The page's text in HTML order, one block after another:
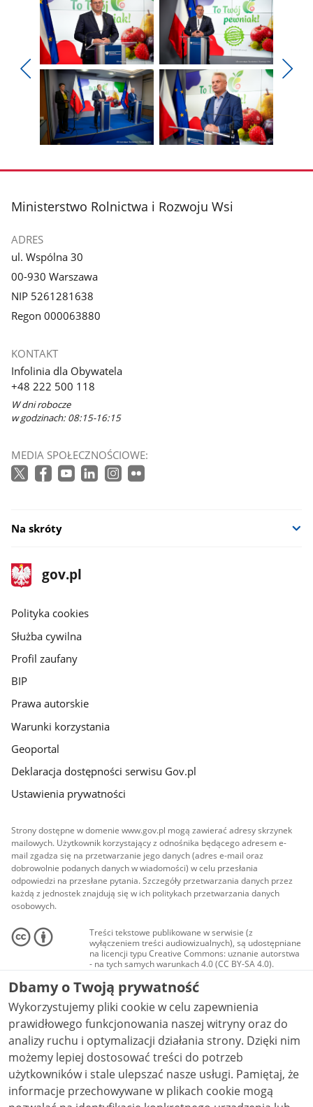
Pokaż
poprzednie
zdjęcia
Pokaż
zdjęcie
1
z
galerii.
Pokaż
zdjęcie
2
galerii.
zdjęcie
galerii.
zdjęcie
galerii.
stopka
Ministerstwo Rolnictwa i Rozwoju Wsi
ADRES
ul. Wspólna 30
00-930 Warszawa
NIP 5261281638
Regon 000063880
KONTAKT
Infolinia dla Obywatela
+48 222 500 118
W dni robocze
w godzinach: 08:15-16:15
MEDIA SPOŁECZNOŚCIOWE:
Na skróty
stopka
gov.pl
Strona
gov.pl
gov.pl
Polityka cookies
Służba cywilna
Profil zaufany
BIP
Prawa autorskie
Warunki korzystania
Geoportal
Deklaracja dostępności serwisu Gov.pl
Ustawienia prywatności
Strony dostępne w domenie www.gov.pl mogą zawierać adresy skrzynek
mailowych. Użytkownik korzystający z odnośnika będącego adresem e-
mail zgadza się na przetwarzanie jego danych (adres e-mail oraz
dobrowolnie podanych danych w wiadomości) w celu przesłania
odpowiedzi na przesłane pytania. Szczegóły przetwarzania danych przez
każdą z jednostek znajdują się w ich politykach przetwarzania danych
osobowych.
Treści tekstowe publikowane w serwisie (z
wyłączeniem treści audiowizualnych), są udostępniane
na licencji typu Creative Commons: uznanie autorstwa
- na tych samych warunkach 4.0 (CC BY-SA 4.0).
Materiały audiowizualne, w tym zdjęcia, materiały
audio i wideo, są udostępniane na licencji typu
Creative Commons: uznanie autorstwa użycie
niekomercyjne - bez utworów zależnych 4.0 (CC BY-
NC-ND 4.0), o ile nie jest to stwierdzone inaczej.
Dbamy o Twoją prywatność
Wykorzystujemy pliki cookie w celu zapewnienia
prawidłowego funkcjonowania naszej witryny oraz do
analizy ruchu i optymalizacji działania strony. Dzięki nim
możemy lepiej dostosować treści do potrzeb
użytkowników i stale ulepszać nasze usługi. Pamiętaj, że
informacje przechowywane w plikach cookie mogą